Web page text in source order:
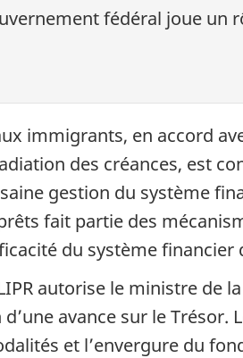
fédéral joue un
immigrants, en accord
des créances, est
gestion du système
fait partie des
du système financier
autorise le ministre
avance sur le
et l’envergure du